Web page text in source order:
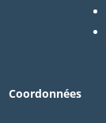
Coordonnées